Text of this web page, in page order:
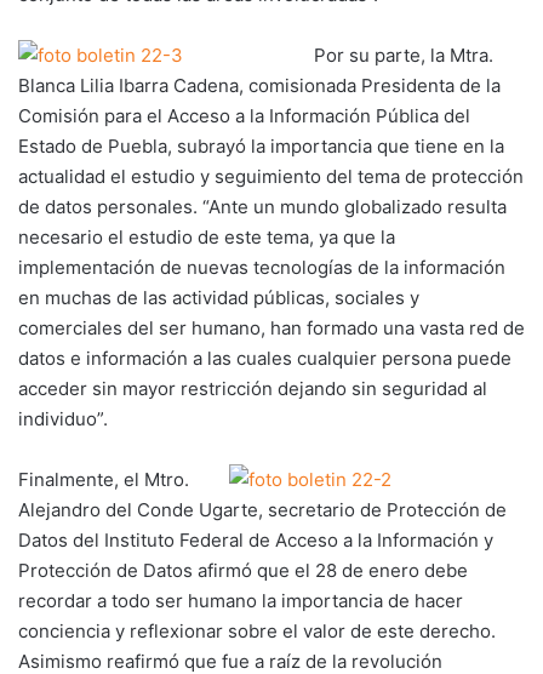
Por su parte, la Mtra.
Blanca Lilia Ibarra Cadena, comisionada Presidenta de la
Comisión para el Acceso a la Información Pública del
Estado de Puebla, subrayó la importancia que tiene en la
actualidad el estudio y seguimiento del tema de protección
de datos personales. “Ante un mundo globalizado resulta
necesario el estudio de este tema, ya que la
implementación de nuevas tecnologías de la información
en muchas de las actividad públicas, sociales y
comerciales del ser humano, han formado una vasta red de
datos e información a las cuales cualquier persona puede
acceder sin mayor restricción dejando sin seguridad al
individuo”.
Finalmente, el Mtro.
Alejandro del Conde Ugarte, secretario de Protección de
Datos del Instituto Federal de Acceso a la Información y
Protección de Datos afirmó que el 28 de enero debe
recordar a todo ser humano la importancia de hacer
conciencia y reflexionar sobre el valor de este derecho.
Asimismo reafirmó que fue a raíz de la revolución